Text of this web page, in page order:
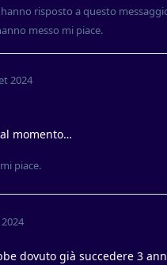
hanno risposto a questo
messo mi piace.
2024
momento…
piace.
dovuto già succedere 3